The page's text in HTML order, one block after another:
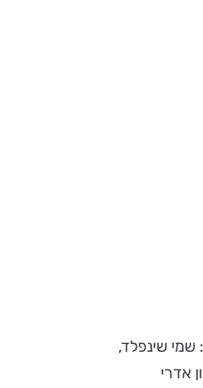
שמי שינפלד,
אדרי